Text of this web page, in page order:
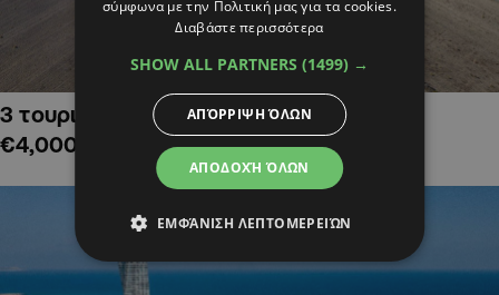
3 τουριστικά χωράφια στην Αλαμινό,
€4,000,000
σύμφωνα με την Πολιτική μας για τα cookies.
Διαβάστε περισσότερα
SHOW ALL PARTNERS (1499) →
ΑΠΟΔΟΧΉ ΌΛΩΝ
ΑΠΌΡΡΙΨΗ ΌΛΩΝ
ΕΜΦΆΝΙΣΗ ΛΕΠΤΟΜΕΡΕΙΏΝ